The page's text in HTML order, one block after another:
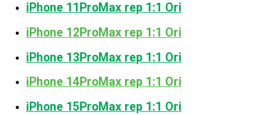
iPhone 11ProMax rep 1:1 Ori
iPhone 12ProMax rep 1:1 Ori
iPhone 13ProMax rep 1:1 Ori
iPhone 14ProMax rep 1:1 Ori
iPhone 15ProMax rep 1:1 Ori